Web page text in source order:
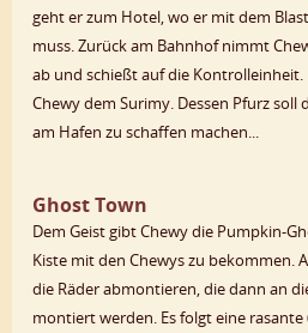
geht er zum Hotel, wo er mit dem
muss. Zurück am Bahnhof nimmt
ab und schießt auf die
Chewy dem Surimy. Dessen Pfurz soll
am Hafen zu schaffen machen...
Ghost Town
Dem Geist gibt Chewy die Pumpkin-
Kiste mit den Chewys zu bekommen.
die Räder abmontieren, die dann an
montiert werden. Es folgt eine rasante